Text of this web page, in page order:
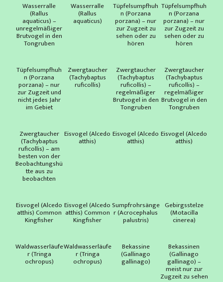
Wasserralle
(Rallus
aquaticus) –
unregelmäßiger
Brutvogel in den
Tongruben
Wasserralle
(Rallus
aquaticus)
Tüpfelsumpfhuh
n (Porzana
porzana) – nur
zur Zugzeit zu
sehen oder zu
hören
Tüpfelsumpfhuh
n (Porzana
porzana) – nur
zur Zugzeit zu
sehen oder zu
hören
Tüpfelsumpfhuh
n (Porzana
porzana) – nur
zur Zugzeit und
nicht jedes Jahr
im Gebiet
Zwergtaucher
(Tachybaptus
ruficollis)
Zwergtaucher
(Tachybaptus
ruficollis) –
regelmäßiger
Brutvogel in den
Tongruben
Zwergtaucher
(Tachybaptus
ruficollis) –
regelmäßiger
Brutvogel in den
Tongruben
Zwergtaucher
(Tachybaptus
ruficollis) – am
besten von der
Beobachtungshü
tte aus zu
beobachten
Eisvogel (Alcedo
atthis)
Eisvogel (Alcedo
atthis)
Eisvogel (Alcedo
atthis)
Eisvogel (Alcedo
atthis) Common
Kingfisher
Eisvogel (Alcedo
atthis) Common
Kingfisher
Sumpfrohrsänge
r (Acrocephalus
palustris)
Gebirgsstelze
(Motacilla
cinerea)
Waldwasserläufe
r (Tringa
ochropus)
Waldwasserläufe
r (Tringa
ochropus)
Bekassine
(Gallinago
gallinago)
Bekassinen
(Gallinago
gallinago) –
meist nur zur
Zugzeit zu sehen